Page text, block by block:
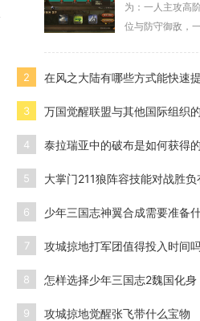
为：一人主攻高
位与防守御敌，
2 在风之大陆有哪些方式能快速
3 万国觉醒联盟与其他国际组织
4 泰拉瑞亚中的破布是如何获得的
5 大掌门211狼阵容技能对战胜负
6 少年三国志神翼合成需要准备
7 攻城掠地打军团值得投入时间
8 怎样选择少年三国志2魏国化身
9 攻城掠地觉醒张飞带什么宝物